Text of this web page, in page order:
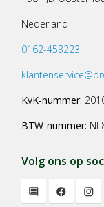
Nederland
0162-453223
KvK-nummer:
BTW-nummer:
Volg ons op